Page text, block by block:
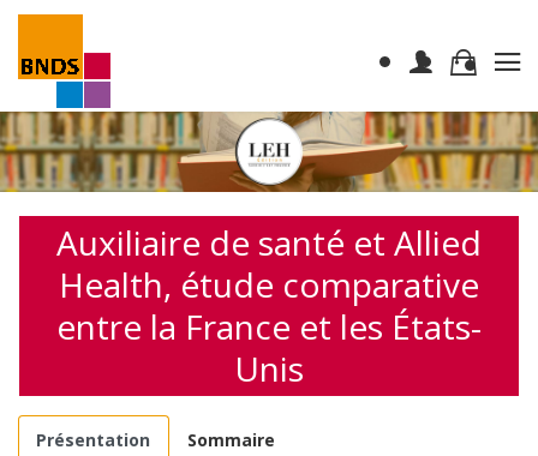
Auxiliaire de santé et Allied
Health, étude comparative
entre la France et les États-
Unis
Présentation Sommaire